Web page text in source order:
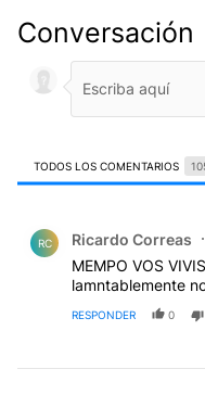
Conversación
TODOS LOS COMENTARIOS
RC Ricardo Correas
MEMPO VOS
lamntablemente
RESPONDER 0